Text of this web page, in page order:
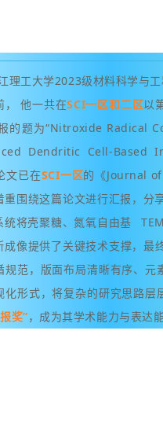
理工大学2023级材料科学与
他一共在SCI一区和二区以
的题为“Nitroxide Radical
Dendritic Cell-Based
文已在SCI一区的《Journal
围绕这篇论文进行汇报， 分
统将壳聚糖、氮氧自由基
像提供了关键技术支撑，最
规范，版面布局清晰有序、
形式，将复杂的研究思路
奖”，成为其学术能力与表达